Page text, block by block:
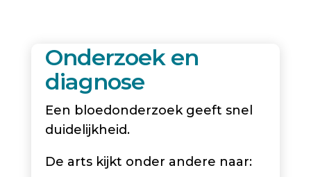
Onderzoek en
diagnose
Een bloedonderzoek geeft snel
duidelijkheid.
De arts kijkt onder andere naar: